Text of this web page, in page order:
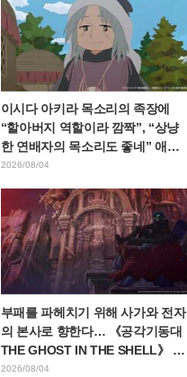
이시다 아키라 목소리의 족장에
“할아버지 역할이라 깜짝”, “상냥
한 연배자의 목소리도 좋네” 애니
메이션 《천막의 자두가르》 6화
2026/08/04
부패를 파헤치기 위해 사가와 전자
의 본사로 향한다… 《공각기동대
THE GHOST IN THE SHELL》 제
5화 줄거리·장면 컷·에피소드 비주
2026/08/04